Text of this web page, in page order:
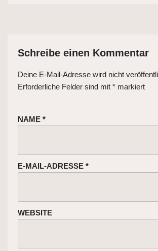
Schreibe einen Kommentar
Deine E-Mail-Adresse wird nicht
Erforderliche Felder sind mit * markiert
NAME *
E-MAIL-ADRESSE *
WEBSITE